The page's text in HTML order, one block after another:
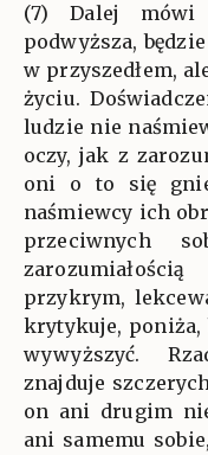
(7) Dalej mówi
podwyższa,
w przyszedłem,
życiu.
ludzie nie
oczy, jak z
oni o to się
naśmiewcy ich
przeciwnych
przykrym,
krytykuje, poniża,
wywyższyć.
znajduje
on ani drugim
ani samemu